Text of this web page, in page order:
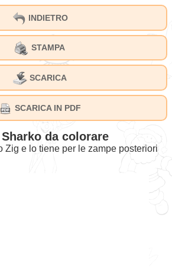
INDIETRO
STAMPA
SCARICA
SCARICA IN PDF
da colorare
Zig e lo tiene per le zampe posteriori